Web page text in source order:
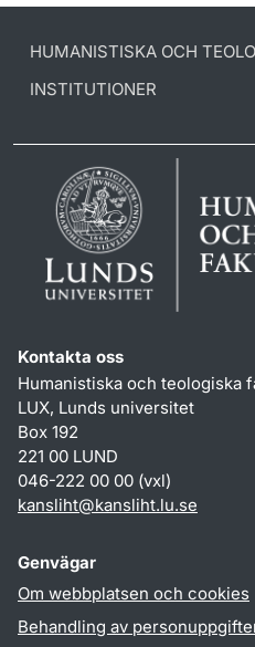
HUMANISTISKA OCH
INSTITUTIONER
Kontakta oss
Humanistiska och teologiska
LUX, Lunds universitet
Box 192
221 00 LUND
046-222 00 00 (vxl)
kansliht@kansliht.lu.se
Genvägar
Om webbplatsen och cookies
Behandling av